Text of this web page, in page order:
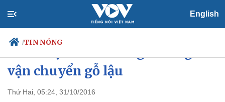
English
/TIN NÓNG
Chính trị
vận chuyển gỗ lậu
Thứ Hai, 05:24, 31/10/2016